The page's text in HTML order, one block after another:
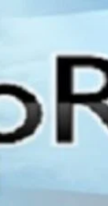
del Distrito Nacional